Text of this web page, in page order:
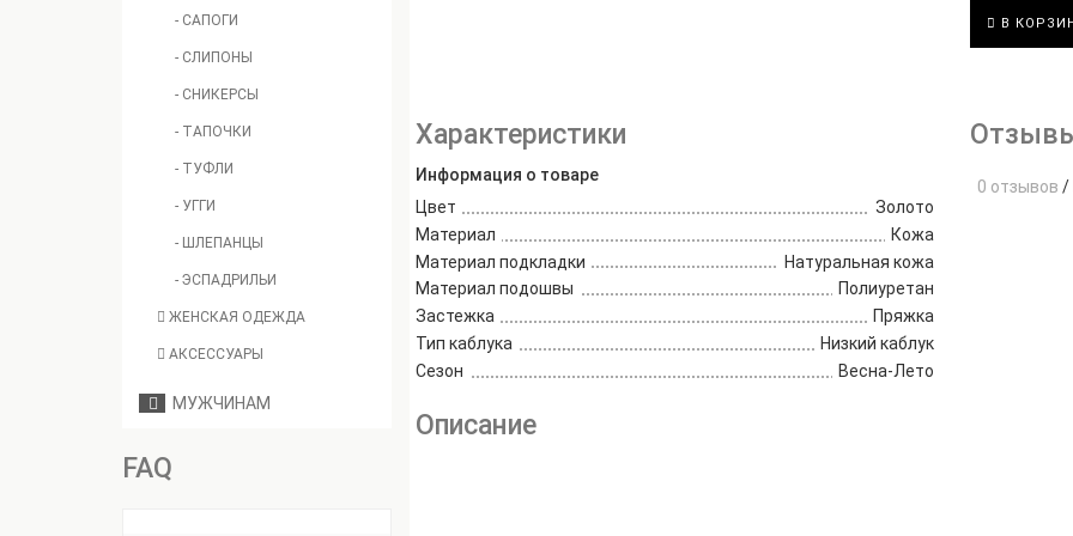
- САПОГИ
- СЛИПОНЫ
- СНИКЕРСЫ
- ТАПОЧКИ
- ТУФЛИ
- УГГИ
- ШЛЕПАНЦЫ
- ЭСПАДРИЛЬИ
ЖЕНСКАЯ ОДЕЖДА
АКСЕССУАРЫ
МУЖЧИНАМ
FAQ
В
Характеристики
Информация о товаре
Цвет
Золото
Материал
Кожа
Материал подкладки
Натуральная кожа
Материал подошвы
Полиуретан
Застежка
Пряжка
Тип каблука
Низкий каблук
Сезон
Весна-Лето
0 отзывов /
Описание